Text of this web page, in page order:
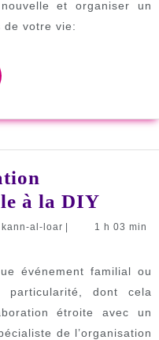
et organiser un
de votre vie:
à la DIY
à
la
DIY
kann-al-loarkann-
| 1 h 03 min
événement familial ou
particularité, dont cela
étroite avec un
de l’organisation